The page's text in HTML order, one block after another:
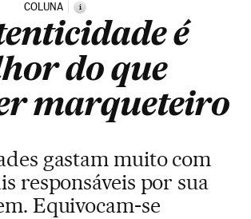
COLUNA i
é
do que
marqueteiro
gastam muito com
responsáveis por sua
Equivocam-se